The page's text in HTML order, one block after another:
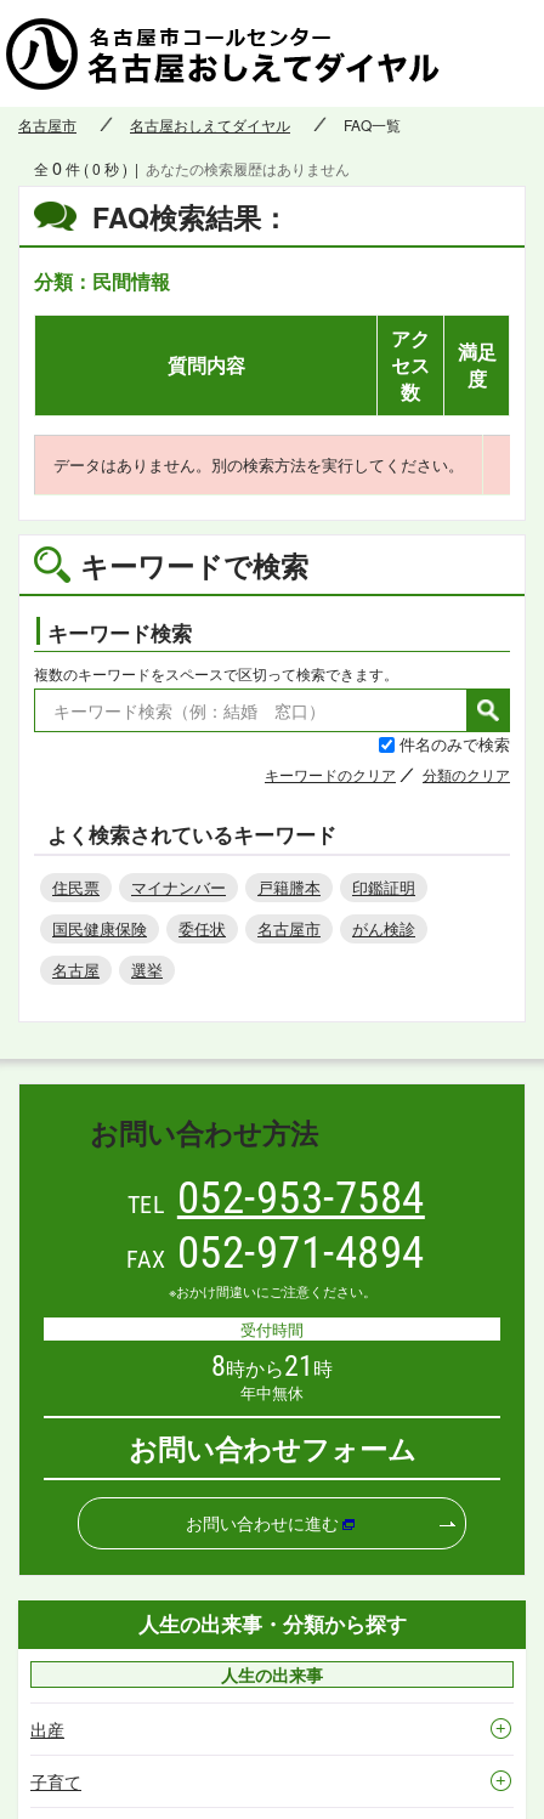
名古屋市 名古屋おしえてダイヤル FAQ一覧
キーワードで検索
キーワード検索
複数のキーワードをスペースで区切って検索できます。
件名のみで検索
キーワードのクリア 分類のクリア
よく検索されているキーワード
住民票 マイナンバー 戸籍謄本
印鑑証明
国民健康保険
委任状 名古屋市
がん検診
名古屋
選挙
FAQ検索結果：
分類：民間情報
全0件 ( 0 秒 ) | あなたの検索履歴はありません
質問内容
アク
セス
数
満足
度
データはありません。別の検索方法を実行してください。
お問い合わせ方法
TEL 052-953-7584
FAX 052-971-4894
※おかけ間違いにご注意ください。
受付時間
8時から21 時
年中無休
お問い合わせフォーム
お問い合わせに進む
人生の出来事・分類から探す
人生の出来事
出産
子育て